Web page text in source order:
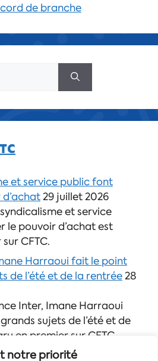
notre priorité
de branche
et service public font
29 juillet 2026
et service
le pouvoir d’achat est
CFTC.
Harraoui fait le point
de l’été et de la rentrée28
Inter, Imane Harraoui
sujets de l’été et de
en premier sur CFTC.
guide de lutte contre les